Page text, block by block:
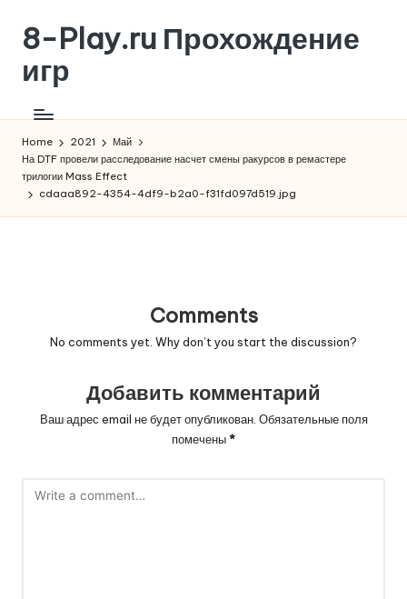
Skip
content
8-Play.ru Прохождение
игр
Home 2021
Май
На DTF провели расследование насчет смены ракурсов в ремастере
трилогии Mass Effect
cdaaa892-4354-4df9-b2a0-f31fd097d519.jpg
Comments
No comments yet. Why don’t you start the discussion?
Добавить комментарий
Ваш адрес email не будет опубликован. Обязательные поля
помечены*